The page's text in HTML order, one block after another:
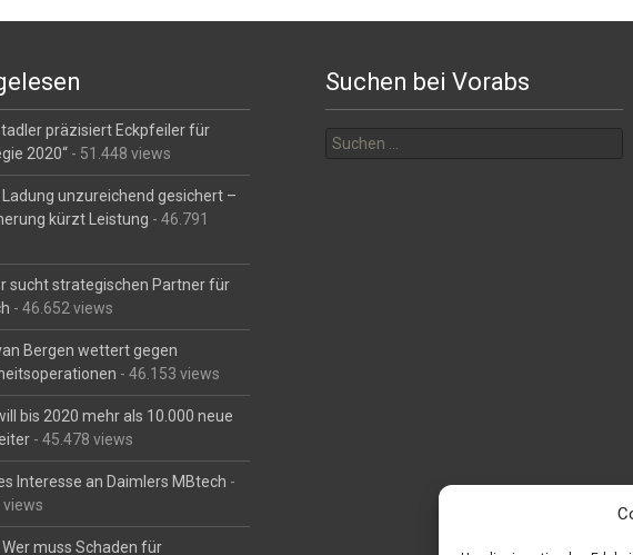
präzisiert Eckpfeiler für
2020“ - 51.448 views
Ladung unzureichend gesichert –
kürzt Leistung - 46.791
sucht strategischen Partner für
- 46.652 views
Bergen wettert gegen
- 46.153 views
bis 2020 mehr als 10.000 neue
- 45.478 views
Interesse an Daimlers MBtech -
views
Wer muss Schaden für
Suchen bei Vorabs
nach: